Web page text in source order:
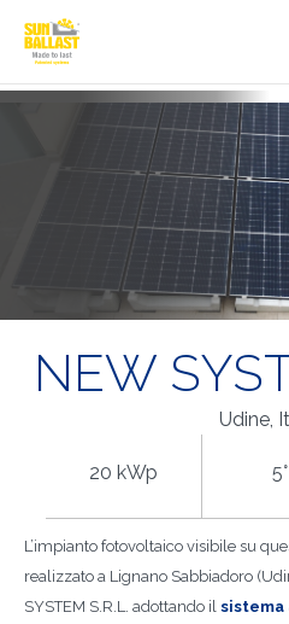
NEW
Udine,
20 kWp 5°
L’impianto fotovoltaico visibile su
realizzato a Lignano Sabbiadoro
SYSTEM S.R.L. adottando il sistema